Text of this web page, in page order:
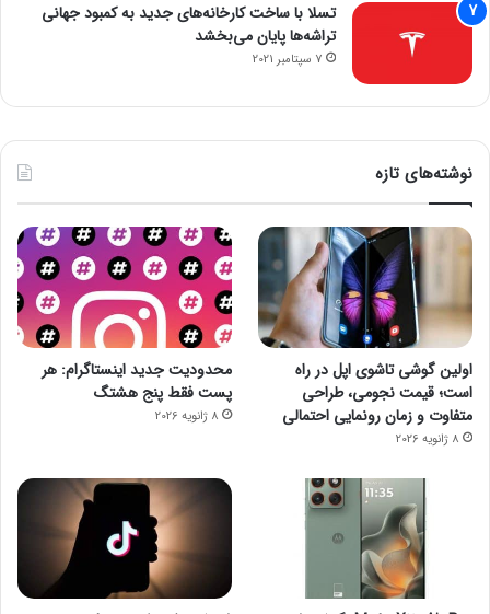
تسلا با ساخت کارخانه‌های جدید به کمبود جهانی
تراشه‌ها پایان می‌بخشد
7 سپتامبر 2021
نوشته‌های تازه
اولین گوشی تاشوی اپل در راه
است؛ قیمت نجومی، طراحی
متفاوت و زمان رونمایی احتمالی
8 ژانویه 2026
محدودیت جدید اینستاگرام: هر
پست فقط پنج هشتگ
8 ژانویه 2026